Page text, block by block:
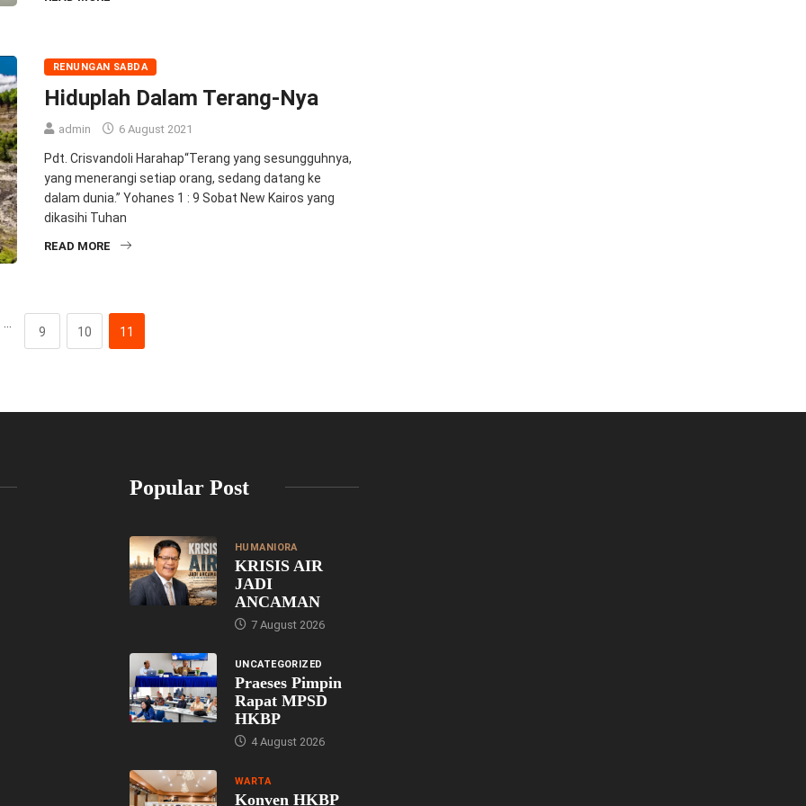
RENUNGAN SABDA
Hiduplah Dalam Terang-Nya
admin 6 August 2021
Pdt. Crisvandoli Harahap“Terang yang sesungguhnya,
yang menerangi setiap orang, sedang datang ke
dalam dunia.” Yohanes 1 : 9 Sobat New Kairos yang
dikasihi Tuhan
READ MORE
9 10 11
Popular Post
HUMANIORA
KRISIS AIR
JADI
ANCAMAN
7 August 2026
UNCATEGORIZED
Praeses Pimpin
Rapat MPSD
HKBP
4 August 2026
WARTA
Konven HKBP